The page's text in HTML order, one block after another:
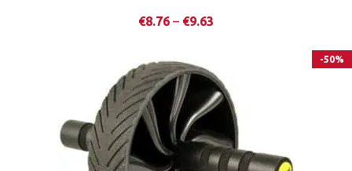
€8.76 – €9.63
-50%